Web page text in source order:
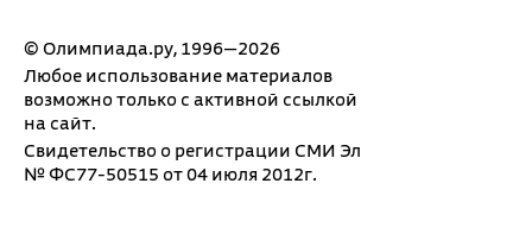
© Олимпиада.ру, 1996—2026
Любое использование материалов
возможно только с активной ссылкой
на сайт.
Свидетельство о регистрации СМИ Эл
№ ФС77-50515 от 04 июля 2012г.